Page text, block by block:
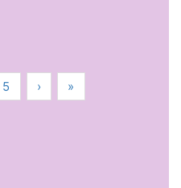
5 › »